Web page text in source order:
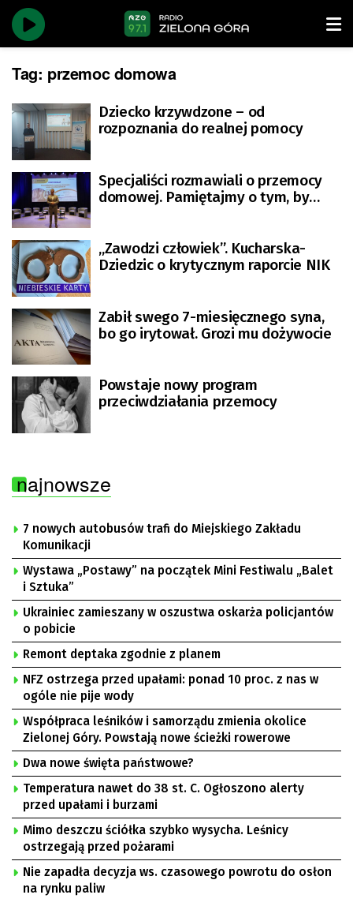
Tag: przemoc domowa
Dziecko krzywdzone – od
rozpoznania do realnej pomocy
Specjaliści rozmawiali o przemocy
domowej. Pamiętajmy o tym, by
„Zawodzi człowiek”. Kucharska-
Dziedzic o krytycznym raporcie NIK
Zabił swego 7-miesięcznego syna,
bo go irytował. Grozi mu dożywocie
Powstaje nowy program
przeciwdziałania przemocy
najnowsze
7 nowych autobusów trafi do Miejskiego Zakładu
Komunikacji
Wystawa „Postawy” na początek Mini Festiwalu „Balet
i Sztuka”
Ukrainiec zamieszany w oszustwa oskarża policjantów
o pobicie
Remont deptaka zgodnie z planem
NFZ ostrzega przed upałami: ponad 10 proc. z nas w
ogóle nie pije wody
Współpraca leśników i samorządu zmienia okolice
Zielonej Góry. Powstają nowe ścieżki rowerowe
Dwa nowe święta państwowe?
Temperatura nawet do 38 st. C. Ogłoszono alerty
przed upałami i burzami
Mimo deszczu ściółka szybko wysycha. Leśnicy
ostrzegają przed pożarami
Nie zapadła decyzja ws. czasowego powrotu do osłon
na rynku paliw